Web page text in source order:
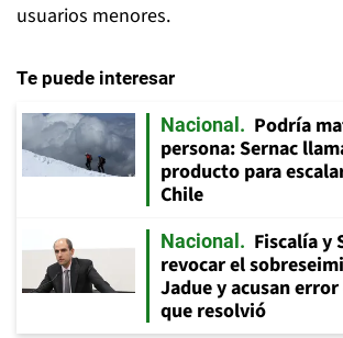
usuarios menores.
Te puede interesar
Nacional
Podría
persona: Sernac
producto para
Chile
Nacional
Fiscalía y
revocar el
Jadue y acusan
que resolvió